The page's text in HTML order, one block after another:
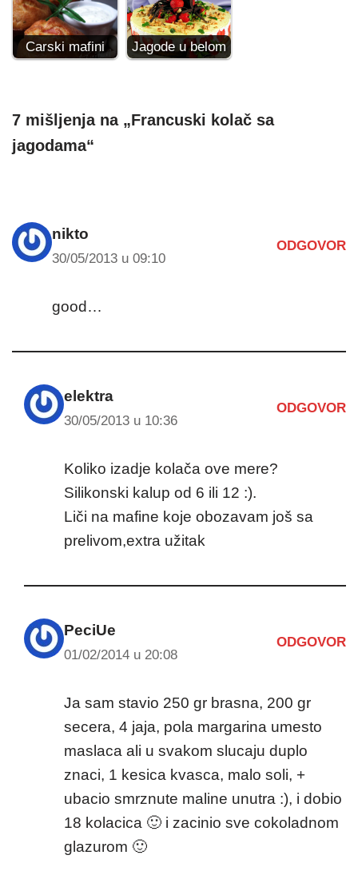
Carski mafini Jagode u belom
7 mišljenja na „Francuski kolač sa
jagodama“
nikto
30/05/2013 u 09:10
ODGOVOR
good…
elektra
30/05/2013 u 10:36
ODGOVOR
Koliko izadje kolača ove mere?
Silikonski kalup od 6 ili 12 :).
Liči na mafine koje obozavam još sa
prelivom,extra užitak
PeciUe
01/02/2014 u 20:08
ODGOVOR
Ja sam stavio 250 gr brasna, 200 gr
secera, 4 jaja, pola margarina umesto
maslaca ali u svakom slucaju duplo
znaci, 1 kesica kvasca, malo soli, +
ubacio smrznute maline unutra :), i dobio
18 kolacica 🙂 i zacinio sve cokoladnom
glazurom 🙂